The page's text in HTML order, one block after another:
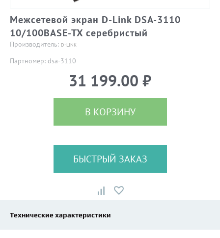
Межсетевой экран D-Link DSA-3110
10/100BASE-TX серебристый
Производитель: D-LINK
Партномер: dsa-3110
31 199.00 ₽
В КОРЗИНУ
БЫСТРЫЙ ЗАКАЗ
Технические характеристики